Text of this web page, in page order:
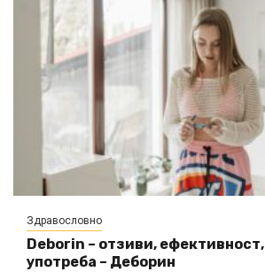
Здравословно
Deborin – отзиви,
употреба – Деборин